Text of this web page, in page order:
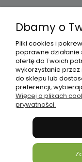
Dbamy o
Pliki cookies i
poprawne
ofertę do Twoich
wykorzystanie przez
do sklepu lub
preferencji,
Więcej o plikach
prywatności.